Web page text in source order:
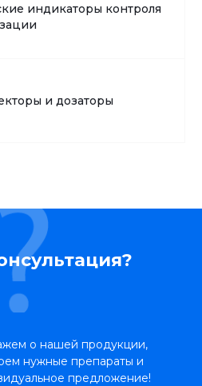
индикаторы контроля
и дозаторы
о нашей продукции,
нужные препараты и
предложение!